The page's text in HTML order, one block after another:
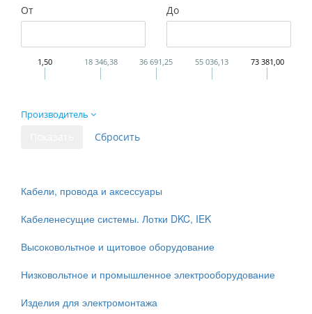
От До
1,50 18 346,38 36 691,25 55 036,13 73 381,00
Производитель
Кабели, провода и аксессуары
Кабеленесущие системы. Лотки DKC, IEK
Высоковольтное и щитовое оборудование
Низковольтное и промышленное электрооборудование
Изделия для электромонтажа